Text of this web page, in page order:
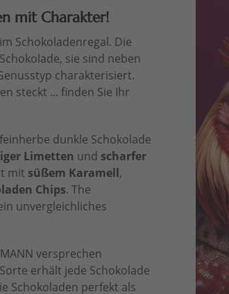
mit Charakter!
Schokoladenregal. Die
sie sind neben
charakterisiert.
steckt ... finden Sie Ihr
dunkle Schokolade
Limetten und scharfer
mit süßem Karamell,
Chips. The
unvergleichliches
versprechen
erhält jede Schokolade
Schokoladen perfekt als